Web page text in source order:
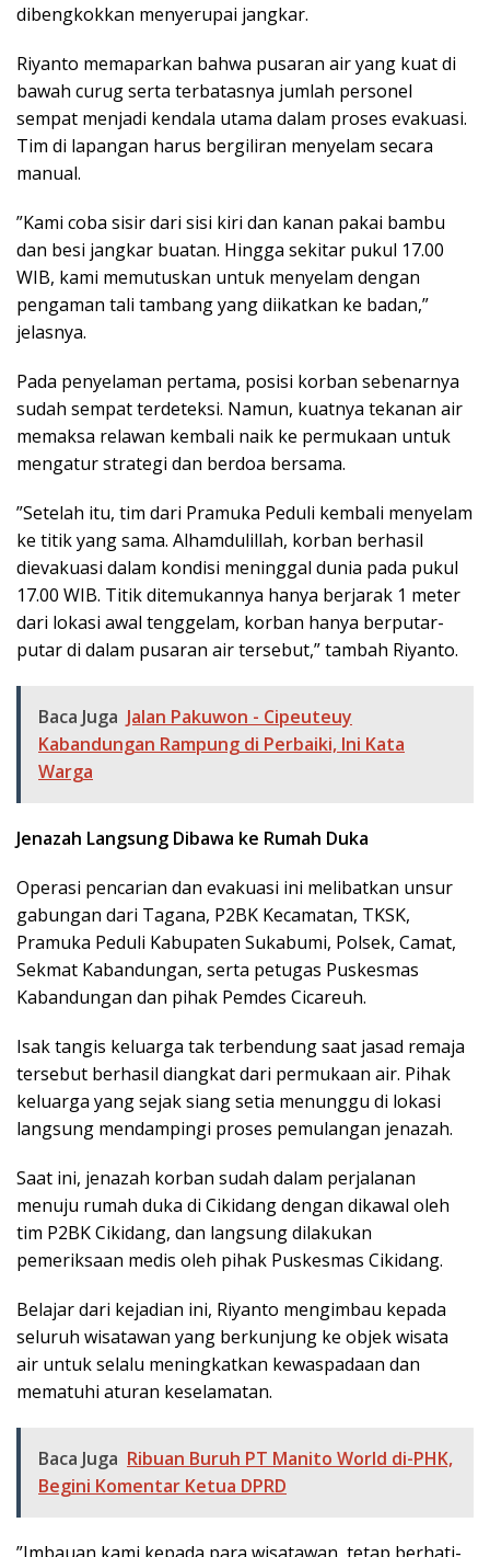
dibengkokkan menyerupai jangkar.
​Riyanto memaparkan bahwa pusaran air yang kuat di
bawah curug serta terbatasnya jumlah personel
sempat menjadi kendala utama dalam proses evakuasi.
Tim di lapangan harus bergiliran menyelam secara
manual.
​”Kami coba sisir dari sisi kiri dan kanan pakai bambu
dan besi jangkar buatan. Hingga sekitar pukul 17.00
WIB, kami memutuskan untuk menyelam dengan
pengaman tali tambang yang diikatkan ke badan,”
jelasnya.
​Pada penyelaman pertama, posisi korban sebenarnya
sudah sempat terdeteksi. Namun, kuatnya tekanan air
memaksa relawan kembali naik ke permukaan untuk
mengatur strategi dan berdoa bersama.
​”Setelah itu, tim dari Pramuka Peduli kembali menyelam
ke titik yang sama. Alhamdulillah, korban berhasil
dievakuasi dalam kondisi meninggal dunia pada pukul
17.00 WIB. Titik ditemukannya hanya berjarak 1 meter
dari lokasi awal tenggelam, korban hanya berputar-
putar di dalam pusaran air tersebut,” tambah Riyanto.
Baca Juga Jalan Pakuwon - Cipeuteuy
Kabandungan Rampung di Perbaiki, Ini Kata
Warga
Jenazah Langsung Dibawa ke Rumah Duka
​Operasi pencarian dan evakuasi ini melibatkan unsur
gabungan dari Tagana, P2BK Kecamatan, TKSK,
Pramuka Peduli Kabupaten Sukabumi, Polsek, Camat,
Sekmat Kabandungan, serta petugas Puskesmas
Kabandungan dan pihak Pemdes Cicareuh.
​Isak tangis keluarga tak terbendung saat jasad remaja
tersebut berhasil diangkat dari permukaan air. Pihak
keluarga yang sejak siang setia menunggu di lokasi
langsung mendampingi proses pemulangan jenazah.
​Saat ini, jenazah korban sudah dalam perjalanan
menuju rumah duka di Cikidang dengan dikawal oleh
tim P2BK Cikidang, dan langsung dilakukan
pemeriksaan medis oleh pihak Puskesmas Cikidang.
​Belajar dari kejadian ini, Riyanto mengimbau kepada
seluruh wisatawan yang berkunjung ke objek wisata
air untuk selalu meningkatkan kewaspadaan dan
mematuhi aturan keselamatan.
Baca Juga Ribuan Buruh PT Manito World di-PHK,
Begini Komentar Ketua DPRD